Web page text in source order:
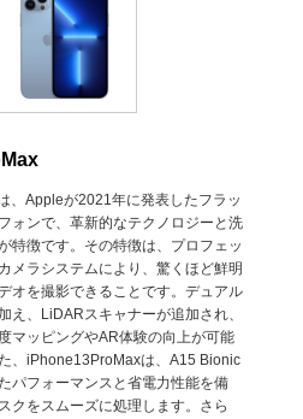
、Appleが2021年に発表したフラッ
ォンで、革新的なテクノロジーと洗
特徴です。その特徴は、プロフェッ
メラシステムにより、驚くほど鮮明
オを撮影できることです。デュアル
え、LiDARスキャナーが追加され、
マッピングやAR体験の向上が可能
、iPhone13ProMaxは、A15 Bionic
パフォーマンスと省電力性能を備
クをスムーズに処理します。さら